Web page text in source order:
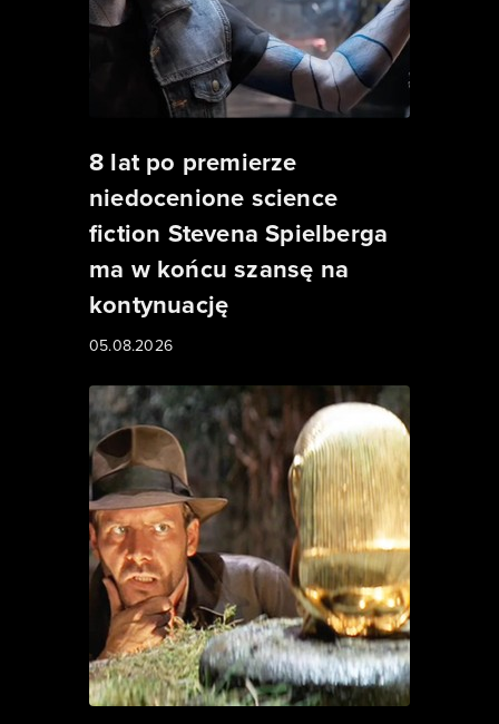
8 lat po premierze
niedocenione science
fiction Stevena Spielberga
ma w końcu szansę na
kontynuację
05.08.2026